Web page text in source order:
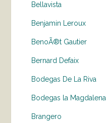
Bellavista
Benjamin Leroux
BenoÃ®t Gautier
Bernard Defaix
Bodegas De La Riva
Bodegas la Magdalena
Brangero